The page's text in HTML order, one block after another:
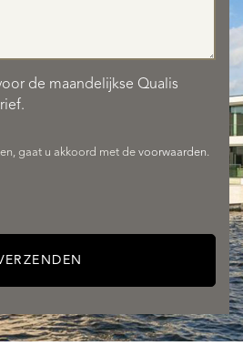
de maandelijkse Qualis
gaat u akkoord met de voorwaarden.